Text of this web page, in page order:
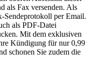
als Fax versenden. Als
Sendeprotokoll per Email.
als PDF-Datei
Mit dem exklusiven
Kündigung für nur 0,99
schonen Sie zudem die